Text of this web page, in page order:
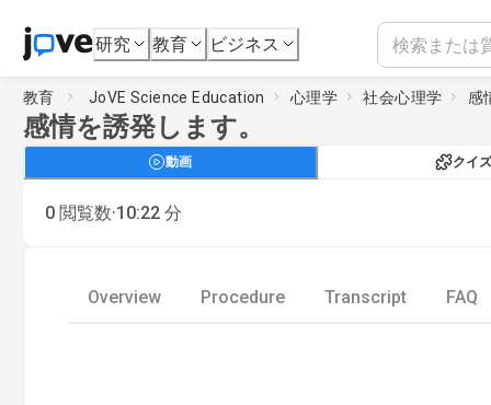
研究 教育 ビジネス
教育 JoVE Science Education 心理学 社会心理学 感
感情を誘発します。
動画 クイズ
0 閲覧数·10:22 分
Overview Procedure Transcript FAQ